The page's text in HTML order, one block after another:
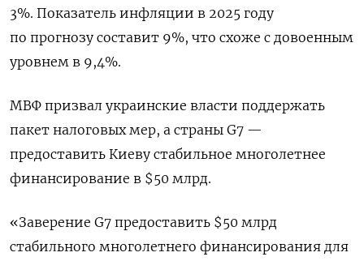
3%. Показатель инфляции в 2025 году
по прогнозу составит 9%, что схоже с довоенным
уровнем в 9,4%.
МВФ призвал украинские власти поддержать
пакет налоговых мер, а страны G7 —
предоставить Киеву стабильное многолетнее
финансирование в $50 млрд.
«Заверение G7 предоставить $50 млрд
стабильного многолетнего финансирования для